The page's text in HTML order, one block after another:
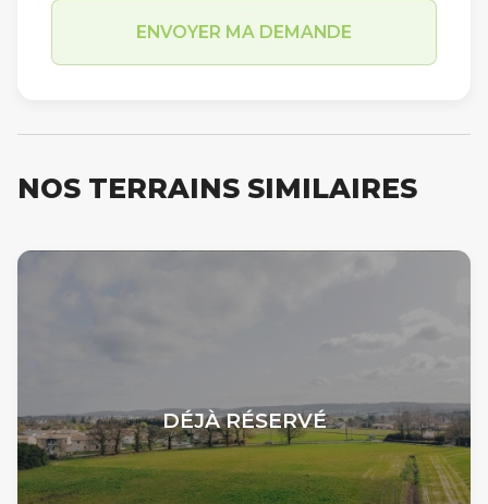
NOS TERRAINS SIMILAIRES
DÉJÀ RÉSERVÉ